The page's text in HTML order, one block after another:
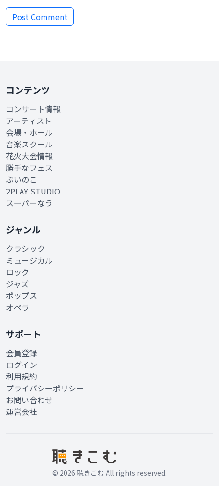
コンテンツ
コンサート情報
アーティスト
会場・ホール
音楽スクール
花火大会情報
勝手なフェス
ぶいのこ
2PLAY STUDIO
スーパーなう
ジャンル
クラシック
ミュージカル
ロック
ジャズ
ポップス
オペラ
サポート
会員登録
ログイン
利用規約
プライバシーポリシー
お問い合わせ
運営会社
© 2026 聴きこむ All rights reserved.